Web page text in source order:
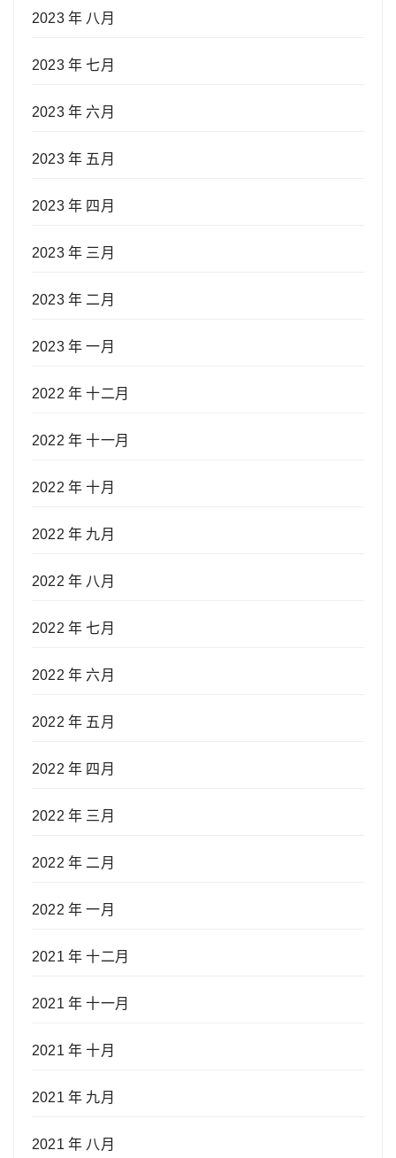
2023 年 八月
2023 年 七月
2023 年 六月
2023 年 五月
2023 年 四月
2023 年 三月
2023 年 二月
2023 年 一月
2022 年 十二月
2022 年 十一月
2022 年 十月
2022 年 九月
2022 年 八月
2022 年 七月
2022 年 六月
2022 年 五月
2022 年 四月
2022 年 三月
2022 年 二月
2022 年 一月
2021 年 十二月
2021 年 十一月
2021 年 十月
2021 年 九月
2021 年 八月